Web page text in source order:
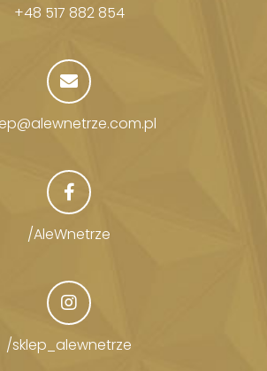
+48 517 882 854
/AleWnetrze
/sklep_alewnetrze